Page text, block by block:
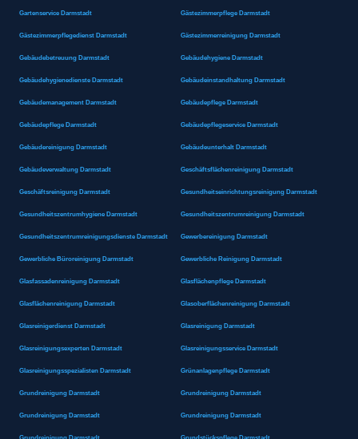
Gartenservice Darmstadt Gästezimmerpflege Darmstadt
Gästezimmerpflegedienst Darmstadt Gästezimmerreinigung Darmstadt
Gebäudebetreuung Darmstadt Gebäudehygiene Darmstadt
Gebäudehygienedienste Darmstadt Gebäudeinstandhaltung Darmstadt
Gebäudemanagement Darmstadt Gebäudepflege Darmstadt
Gebäudepflege Darmstadt Gebäudepflegeservice Darmstadt
Gebäudereinigung Darmstadt Gebäudeunterhalt Darmstadt
Gebäudeverwaltung Darmstadt Geschäftsflächenreinigung Darmstadt
Geschäftsreinigung Darmstadt Gesundheitseinrichtungsreinigung Darmstadt
Gesundheitszentrumhygiene Darmstadt Gesundheitszentrumreinigung Darmstadt
Gesundheitszentrumreinigungsdienste Darmstadt Gewerbereinigung Darmstadt
Gewerbliche Büroreinigung Darmstadt Gewerbliche Reinigung Darmstadt
Glasfassadenreinigung Darmstadt Glasflächenpflege Darmstadt
Glasflächenreinigung Darmstadt Glasoberflächenreinigung Darmstadt
Glasreinigerdienst Darmstadt Glasreinigung Darmstadt
Glasreinigungsexperten Darmstadt Glasreinigungsservice Darmstadt
Glasreinigungsspezialisten Darmstadt Grünanlagenpflege Darmstadt
Grundreinigung Darmstadt Grundreinigung Darmstadt
Grundreinigung Darmstadt Grundreinigung Darmstadt